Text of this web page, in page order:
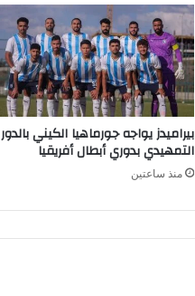
بيراميدز يواجه جورماهيا الكيني بالدور
التمهيدي بدوري أبطال أفريقيا
منذ ساعتين